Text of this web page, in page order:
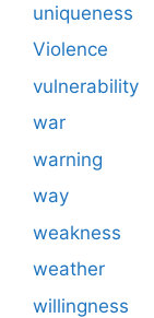
uniqueness
Violence
vulnerability
war
warning
way
weakness
weather
willingness